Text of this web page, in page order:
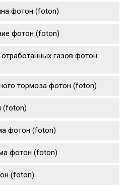
фотон (foton)
фотон (foton)
газов фотон
тормоза фотон (foton)
(foton)
фотон (foton)
фотон (foton)
(foton)